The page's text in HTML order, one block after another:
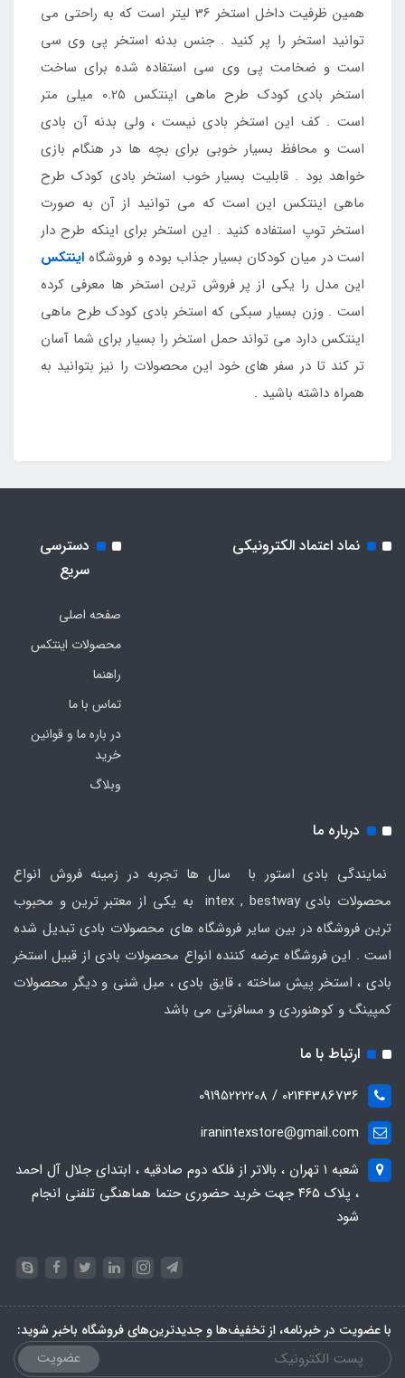
همین ظرفیت داخل استخر 36 لیتر است که به راحتی می
توانید استخر را پر کنید . جنس بدنه استخر پی وی سی
است و ضخامت پی وی سی استفاده شده برای ساخت
استخر بادی کودک طرح ماهی اینتکس 0.25 میلی متر
است . کف این استخر بادی نیست ، ولی بدنه آن بادی
است و محافظ بسیار خوبی برای بچه ها در هنگام بازی
خواهد بود . قابلیت بسیار خوب استخر بادی کودک طرح
ماهی اینتکس این است که می توانید از آن به صورت
استخر توپ استفاده کنید . این استخر برای اینکه طرح دار
است در میان کودکان بسیار جذاب بوده و فروشگاه اینتکس
این مدل را یکی از پر فروش ترین استخر ها معرفی کرده
است . وزن بسیار سبکی که استخر بادی کودک طرح ماهی
اینتکس دارد می تواند حمل استخر را بسیار برای شما آسان
تر کند تا در سفر های خود این محصولات را نیز بتوانید به
همراه داشته باشید .
نماد اعتماد الکترونیکی
دسترسی
سریع
صفحه اصلی
محصولات اینتکس
راهنما
تماس با ما
در باره ما و قوانین
خرید
وبلاگ
درباره ما
نمایندگی بادی استور با سال ها تجربه در زمینه فروش انواع
محصولات بادی intex , bestway به یکی از معتبر ترین و محبوب
ترین فروشگاه در بین سایر فروشگاه های محصولات بادی تبدیل شده
است . این فروشگاه عرضه کننده انواع محصولات بادی از قبیل استخر
بادی ، استخر پیش ساخته ، قایق بادی ، مبل شنی و دیگر محصولات
کمپینگ و کوهنوردی و مسافرتی می باشد
ارتباط با ما
02144386736 / 09195222208
iranintexstore@gmail.com
شعبه ۱ تهران ، بالاتر از فلکه دوم صادقیه ، ابتدای جلال آل احمد
، پلاک ۴۶۵ جهت خرید حضوری حتما هماهنگی تلفنی انجام
شود
با عضویت در خبرنامه، از تخفیف‌ها و جدیدترین‌های فروشگاه باخبر شوید:
عضویت